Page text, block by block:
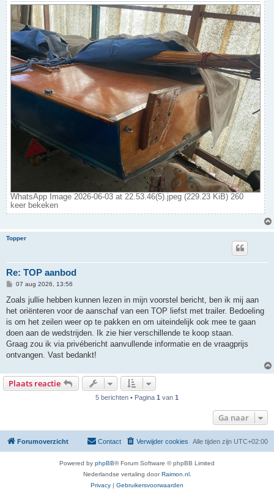
WhatsApp Image 2026-06-03 at 22.53.46(5).jpeg (229.23 KiB) 260
keer bekeken
Topper
Re: TOP aanbod
B
r
c
h
07 aug 2026, 13:56
Zoals jullie hebben kunnen lezen in mijn voorstel bericht, ben ik mij aan
het oriënteren voor de aanschaf van een TOP liefst met trailer. Bedoeling
is om het zeilen weer op te pakken en om uiteindelijk ook mee te gaan
doen aan de wedstrijden. Ik zie hier verschillende te koop staan.
Graag zou ik via privébericht aanvullende informatie en de vraagprijs
ontvangen. Vast bedankt!
Plaats reactie
5 berichten • Pagina 1 van 1
Ga naar
Forumoverzicht Alle tijden zijn UTC+02:00
Verwijder cookies
Contact
Powered by phpBB® Forum Software © phpBB Limited
Nederlandse vertaling doorRaimon.nl.
Privacy | Gebruikersvoorwaarden